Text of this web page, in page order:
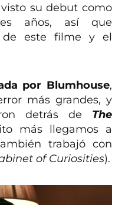
su debut como
años, así que
de este filme y el
por Blumhouse,
más grandes, y
detrás de The
más llegamos a
trabajó con
of Curiosities).